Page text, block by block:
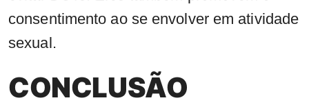
consentimento ao se envolver em atividade
sexual.
CONCLUSÃO